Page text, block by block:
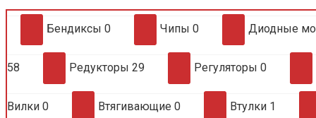
Бендиксы 0 Чипы 0 Диодные
58 Редукторы 29 Регуляторы 0
Вилки 0 Втягивающие 0 Втулки 1